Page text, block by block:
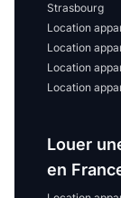
Strasbourg
Location
Location
Location
Location
Louer
en